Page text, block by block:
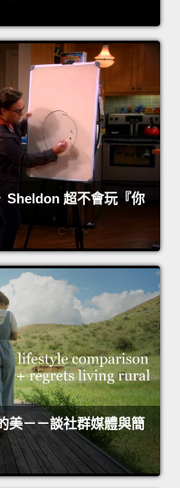
Sheldon 超不會玩『你
美－－談社群媒體與簡